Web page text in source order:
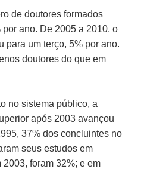
de doutores formados
ano. De 2005 a 2010, o
para um terço, 5% por ano.
doutores do que em
no sistema público, a
após 2003 avançou
37% dos concluintes no
seus estudos em
foram 32%; e em